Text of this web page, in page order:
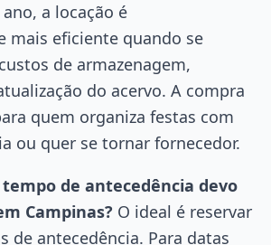
a locação é
mais eficiente quando se
de armazenagem,
do acervo. A compra
quem organiza festas com
ou quer se tornar fornecedor.
de antecedência devo
Campinas? O ideal é reservar
de antecedência. Para datas